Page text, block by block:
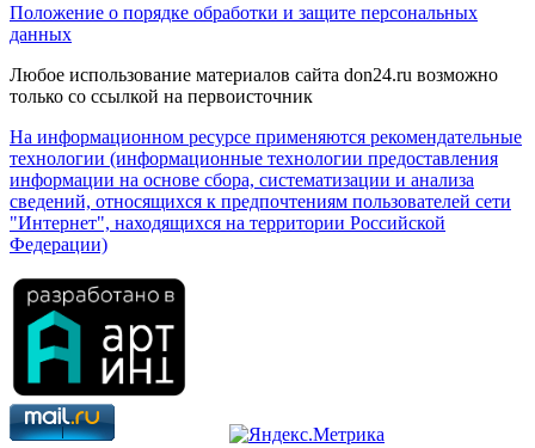
Положение о порядке обработки и защите персональных
данных
Любое использование материалов сайта don24.ru возможно
только со ссылкой на первоисточник
На информационном ресурсе применяются рекомендательные
технологии (информационные технологии предоставления
информации на основе сбора, систематизации и анализа
сведений, относящихся к предпочтениям пользователей сети
"Интернет", находящихся на территории Российской
Федерации)